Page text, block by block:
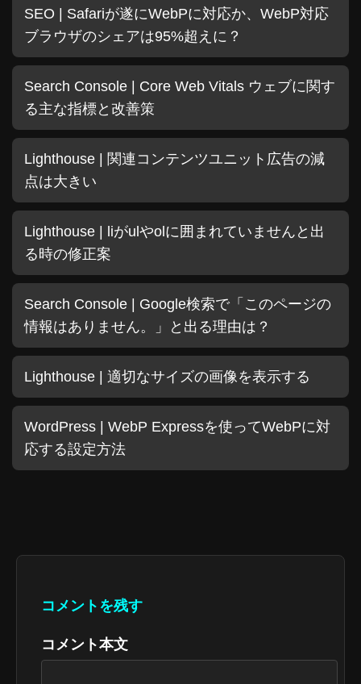
SEO | Safariが遂にWebPに対応か、WebP対応
ブラウザのシェアは95%超えに？
Search Console | Core Web Vitals ウェブに関す
る主な指標と改善策
Lighthouse | 関連コンテンツユニット広告の減
点は大きい
Lighthouse | liがulやolに囲まれていませんと出
る時の修正案
Search Console | Google検索で「このページの
情報はありません。」と出る理由は？
Lighthouse | 適切なサイズの画像を表示する
WordPress | WebP Expressを使ってWebPに対
応する設定方法
コメントを残す
コメント本文